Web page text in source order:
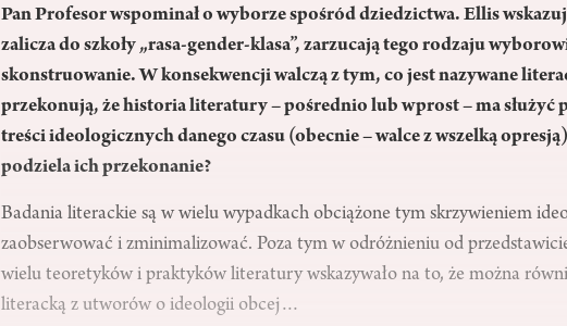
Pan Profesor wspominał o wyborze spośród dziedzictwa. Ellis
zalicza do szkoły „rasa-gender-klasa”, zarzucają tego rodzaju
skonstruowanie. W konsekwencji walczą z tym, co jest nazywane
przekonują, że historia literatury – pośrednio lub wprost – ma służyć
treści ideologicznych danego czasu (obecnie –walce z wszelką
podziela ich przekonanie?
Badania literackie są w wielu wypadkach obciążone tym skrzywieniem
zaobserwować i zminimalizować. Poza tym w odróżnieniu od
wielu teoretyków i praktyków literatury wskazywało na to, że można
literacką z utworów o ideologii obcej…